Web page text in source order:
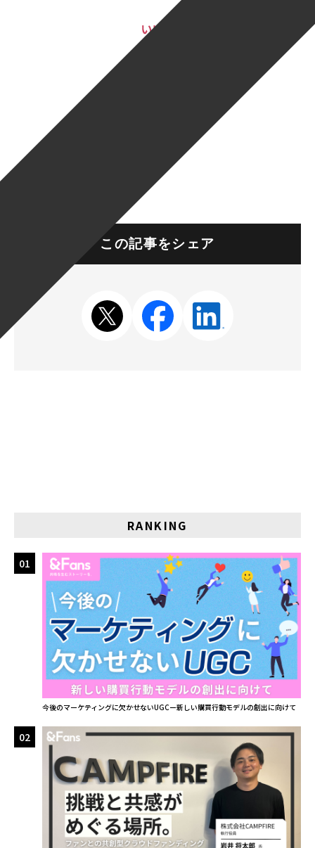
この記事をシェア
RANKING
01
今後のマーケティングに欠かせないUGCー新しい購買行動モデルの創出に向けて
02